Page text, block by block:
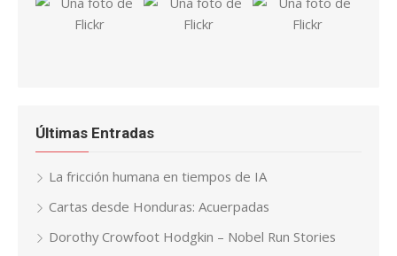
Últimas Entradas
La fricción humana en tiempos de IA
Cartas desde Honduras: Acuerpadas
Dorothy Crowfoot Hodgkin – Nobel Run Stories